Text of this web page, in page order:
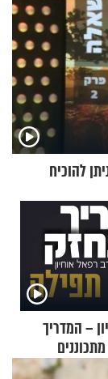
לשאלה, פרק 2 - איך ניתן להוכיח
– המדריך